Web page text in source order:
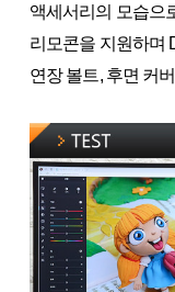
액세서리의 모습으
리모콘을 지원하며
연장 볼트, 후면 커